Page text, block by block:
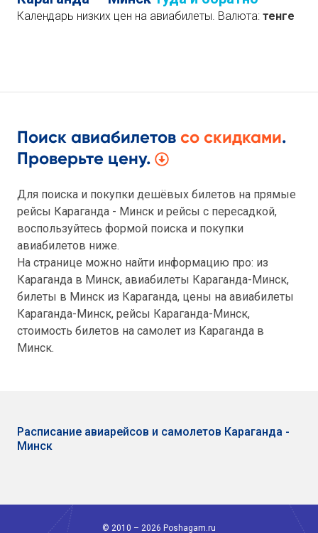
Календарь низких цен на авиабилеты. Валюта: тенге
Поиск авиабилетов со скидками.
Проверьте цену.
Для поиска и покупки дешёвых билетов на прямые
рейсы Караганда - Минск и рейсы с пересадкой,
воспользуйтесь формой поиска и покупки
авиабилетов ниже.
На странице можно найти информацию про: из
Караганда в Минск, авиабилеты Караганда-Минск,
билеты в Минск из Караганда, цены на авиабилеты
Караганда-Минск, рейсы Караганда-Минск,
стоимость билетов на самолет из Караганда в
Минск.
Расписание авиарейсов и самолетов Караганда -
Минск
© 2010 – 2026 Poshagam.ru